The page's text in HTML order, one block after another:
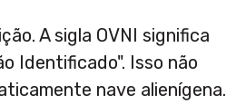
A sigla OVNI significa
Identificado". Isso não
nave alienígena.